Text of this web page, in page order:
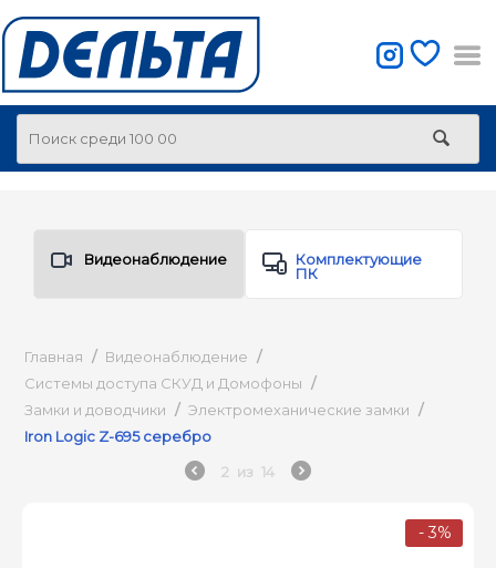
Видеонаблюдение
Комплектующие
ПК
Главная / Видеонаблюдение /
Системы доступа СКУД и Домофоны /
Замки и доводчики / Электромеханические замки /
Iron Logic Z-695 серебро
2 из 14
- 3%